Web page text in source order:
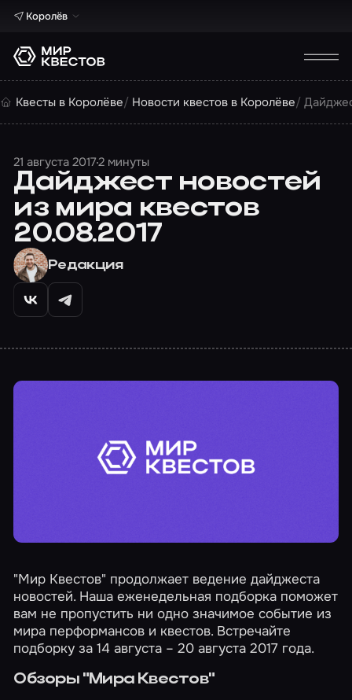
Королёв
Квесты в Королёве Новости квестов в Королёве
21 августа 20172 минуты
Дайджест новостей
из мира квестов
20.08.2017
Редакция
"Мир Квестов" продолжает ведение дайджеста
новостей. Наша еженедельная подборка поможет
вам не пропустить ни одно значимое событие из
мира перформансов и квестов. Встречайте
подборку за 14 августа – 20 августа 2017 года.
Обзоры "Мира Квестов"